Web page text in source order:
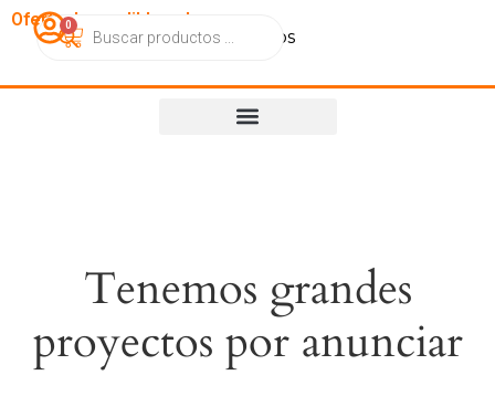
OfertasImperdibles.cl
CatálogoContactoNosotros
0
Tenemos grandes
proyectos por anunciar